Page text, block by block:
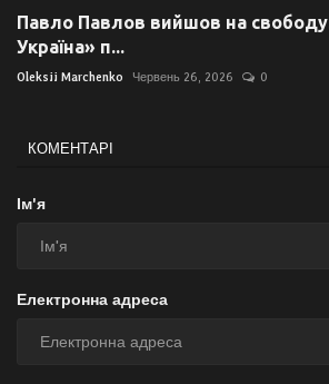
Павло Павлов вийшов на
Україна» п...
Oleksii Marchenko Червень 26, 2026 0
КОМЕНТАРІ
Ім'я
Електронна адреса